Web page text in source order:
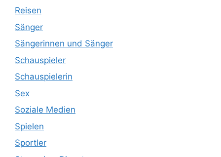
Reisen
Sänger
Sängerinnen und Sänger
Schauspieler
Schauspielerin
Sex
Soziale Medien
Spielen
Sportler